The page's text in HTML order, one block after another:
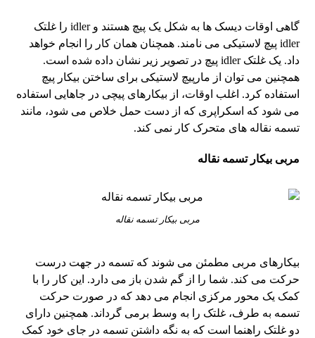
گاهی اوقات دیسک ها به شکل یک پیچ هستند و idler را غلتک
idler پیچ لاستیکی می نامند. همچنان همان کار را انجام خواهد
داد. یک غلتک idler پیچ در تصویر زیر نشان داده شده است.
همچنین می توان از مارپیچ لاستیکی برای ساختن بیکار پیچ
استفاده کرد. اغلب اوقات، از بیکارهای پیچی در جاهایی استفاده
می شود که اسکراپری که از دست حمل خلاص می شود، مانند
تسمه نقاله های متحرک کار نمی کند.
مربی بیکار تسمه نقاله
مربی بیکار تسمه نقاله
بیکارهای مربی مطمئن می شوند که تسمه در جهت درست
حرکت می کند. شما را از گم شدن باز می دارد. این کار را با
کمک یک محور مرکزی انجام می دهد که در صورت حرکت
تسمه به طرف، غلتک را به وسط برمی گرداند. همچنین دارای
دو غلتک راهنما است که به نگه داشتن تسمه در جای خود کمک